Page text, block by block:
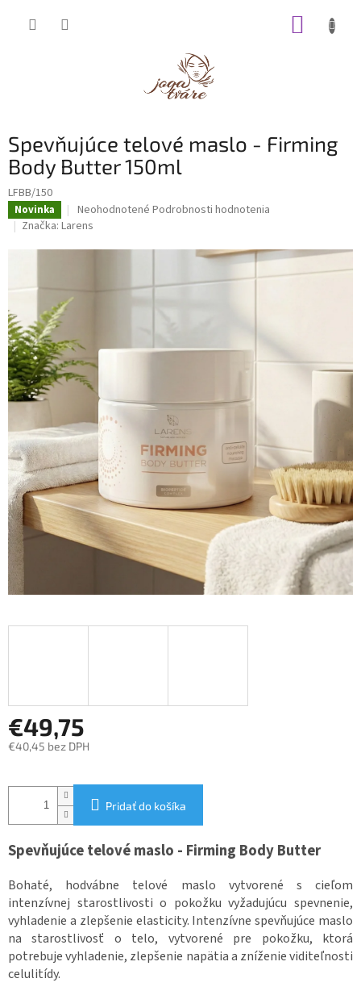
Spevňujúce telové maslo - Firming
Body Butter 150ml
LFBB/150
Novinka
Priemerné
hodnotenie
je
Neohodnotené Podrobnosti hodnotenia
Značka: Larens
€49,75
€40,45 bez DPH
cena:
Pridať do košíka
Spevňujúce telové maslo - Firming Body Butter
Bohaté, hodvábne telové maslo vytvorené s cieľom
intenzívnej starostlivosti o pokožku vyžadujúcu spevnenie,
vyhladenie a zlepšenie elasticity. Intenzívne spevňujúce maslo
na starostlivosť o telo, vytvorené pre pokožku, ktorá
potrebuje vyhladenie, zlepšenie napätia a zníženie viditeľnosti
celulitídy.